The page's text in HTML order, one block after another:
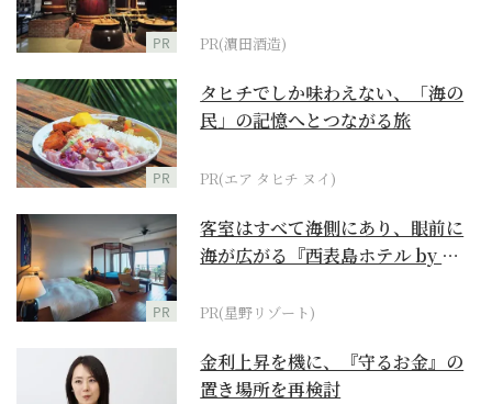
PR PR(濵田酒造)
PR
タヒチでしか味わえない、「海の
民」の記憶へとつながる旅
PR(エア タヒチ ヌイ)
PR
客室はすべて海側にあり、眼前に
海が広がる『西表島ホテル by 星
PR(星野リゾート)
金利上昇を機に、『守るお金』の
置き場所を再検討